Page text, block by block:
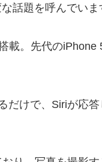
な話題を呼んでいま
載。先代のiPhone
だけで、Siriが応